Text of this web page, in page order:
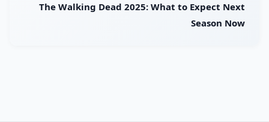
The Walking Dead 2025: What to Expect Next
Season Now